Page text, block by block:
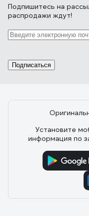
Сниженный по
отсутствие какого-
82 отзыва
Отзыв о Champion
Подпишитесь на
распродажи ждут!
Подписаться
Установите
информация по